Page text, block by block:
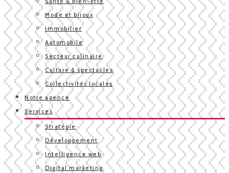
Mode et bijoux
Immobilier
Automobile
Secteur culinaire
Culture & spectacles
Collectivités locales
Notre agence
Services
Stratégie
Développement
Intelligence web
Digital marketing